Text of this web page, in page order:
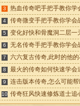
3 热血传奇吧手把手教你学
4 传奇微变手把手教你学会
5 变化好快和骨魔洞二层一
6 无名传奇手把手教你学会
7 六六复古传奇,此时的他
8 最火的传奇如何快速学会
9 连击版本传奇,怎么可能
10 传奇狂风快速修炼道士追